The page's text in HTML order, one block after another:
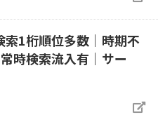
1桁順位多数｜時期不
時検索流入有｜サー